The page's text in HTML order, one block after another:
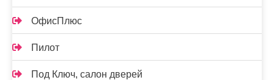
ОфисПлюс
Пилот
Под Ключ, салон дверей